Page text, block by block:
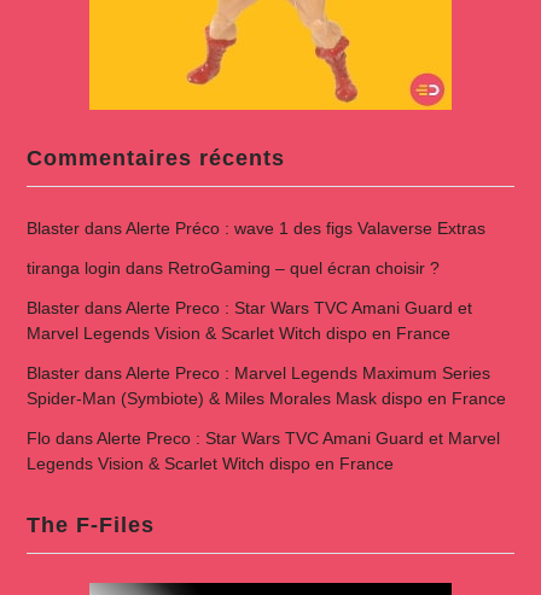
Commentaires récents
BlasterdansAlerte Préco : wave 1 des figs Valaverse Extras
tiranga login dans RetroGaming – quel écran choisir ?
BlasterdansAlerte Preco : Star Wars TVC Amani Guard et
Marvel Legends Vision & Scarlet Witch dispo en France
BlasterdansAlerte Preco : Marvel Legends Maximum Series
Spider-Man (Symbiote) & Miles Morales Mask dispo en France
FlodansAlerte Preco : Star Wars TVC Amani Guard et Marvel
Legends Vision & Scarlet Witch dispo en France
The F-Files